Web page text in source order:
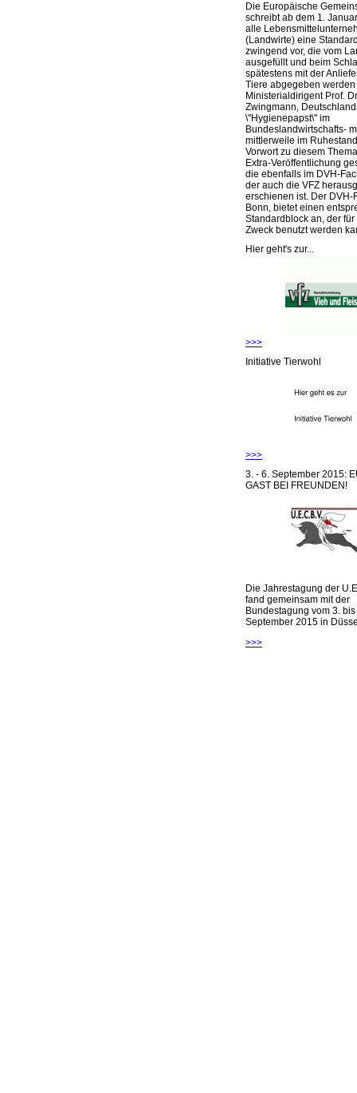
Die Europäische
schreibt ab dem 1.
alle
(Landwirte) eine
zwingend vor, die vom
ausgefüllt und beim
spätestens mit der
Tiere abgegeben werden
Ministerialdirigent Prof.
Zwingmann,
\"Hygienepapst\" im
Bundeslandwirtschafts-
mittlerweile im
Vorwort zu diesem
Extra-Veröffentlichung
die ebenfalls im DVH-
der auch die VFZ
erschienen ist. Der DVH-
Bonn, bietet einen
Standardblock an, der
Zweck benutzt werden
Hier geht's zur...
>>>
Initiative Tierwohl
>>>
3. - 6. September 2015:
GAST BEI FREUNDEN!
Die Jahrestagung der
fand gemeinsam mit der
Bundestagung vom 3. bis
September 2015 in
>>>